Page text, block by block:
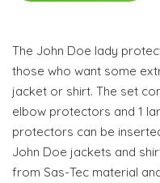
The John Doe lady
those who want some
jacket or shirt. The set
elbow protectors and 1
protectors can be
John Doe jackets and
from Sas-Tec material